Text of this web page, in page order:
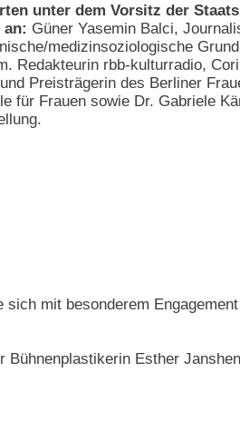
unter dem Vorsitz der
Güner Yasemin Balci,
medizinsoziologische
Redakteurin rbb-kulturradio,
Preisträgerin des Berliner
für Frauen sowie Dr. Gabriele
mit besonderem
Bühnenplastikerin Esther